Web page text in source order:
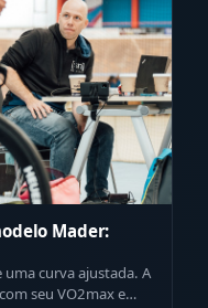
Mader:
uma curva ajustada. A
seu VO2max e